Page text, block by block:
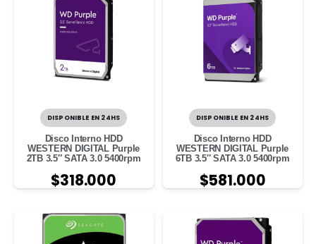
DISPONIBLE EN 24HS
Disco Interno HDD
WESTERN DIGITAL Purple
2TB 3.5″ SATA 3.0 5400rpm
$318.000
DISPONIBLE EN 24HS
Disco Interno HDD
WESTERN DIGITAL Purple
6TB 3.5″ SATA 3.0 5400rpm
$581.000